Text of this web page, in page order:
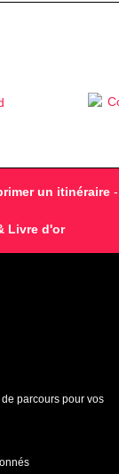
un itinéraire -
Livre d'or
parcours pour vos